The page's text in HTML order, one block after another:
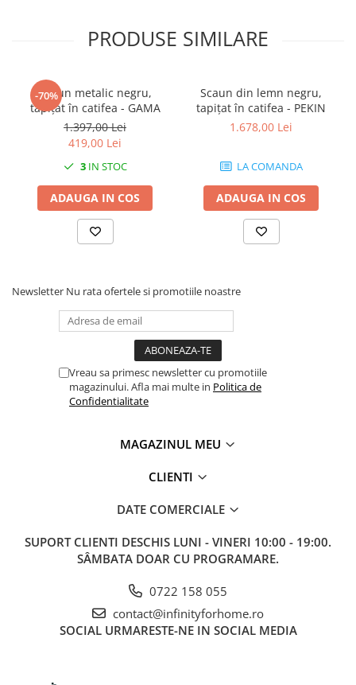
PRODUSE SIMILARE
-70%
Scaun metalic negru,
tapițat în catifea - GAMA
1.397,00 Lei
419,00 Lei
3IN STOC
ADAUGA IN COS
Scaun din lemn negru,
tapițat în catifea - PEKIN
1.678,00 Lei
LA COMANDA
ADAUGA IN COS
Newsletter Nu rata ofertele si promotiile noastre
Vreau sa primesc newsletter cu promotiile
magazinului. Afla mai multe in Politica de
Confidentialitate
MAGAZINUL MEU
CLIENTI
DATE COMERCIALE
SUPORT CLIENTI DESCHIS LUNI - VINERI 10:00 - 19:00.
SÂMBATA DOAR CU PROGRAMARE.
0722 158 055
contact@infinityforhome.ro
SOCIAL URMARESTE-NE IN SOCIAL MEDIA